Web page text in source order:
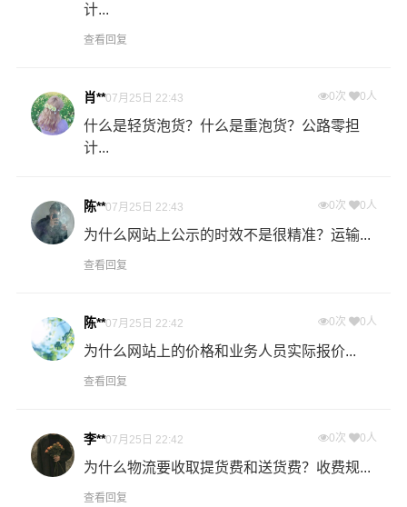
怎么计算专线运输费用？
专线运输费用的计算方式为：单价货物乘以重量或者体
货，根据货物性质确定单价。
什么是提货费用（也称接货费、取货费、上门提货费）？
物流公司安排车辆上门把货物运送到专线运输商进行配载
的环节，要确认件数、重量、体积、包装、收货信息等物
流基本信息。
散地运送到指定的收货地点，期间产生的费用称为送货
费。
客户提供优质高效的文山到西宁的专线物流运输服务。文
山到西宁货运专线是港邦的优质品牌服务，我们一直多年
计...
查看回复
肖**07月25日 22:43 0次 0人
什么是轻货泡货？什么是重泡货？公路零担
计...
陈**07月25日 22:43 0次 0人
为什么网站上公示的时效不是很精准？运输...
查看回复
陈**07月25日 22:42 0次 0人
为什么网站上的价格和业务人员实际报价...
查看回复
李**07月25日 22:42 0次 0人
为什么物流要收取提货费和送货费？收费规...
查看回复